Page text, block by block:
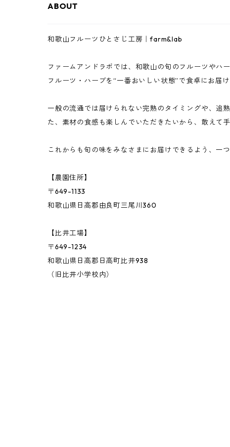
レモン
南高梅
まりひめいちご
バジル
ゼリー・スムージーゼリー
ジュース
調味料（ドレッシング・バジルソース）
3,000円以下
5,000円以下
10,000円以下
ABOUT
和歌山フルーツひとさじ工房｜farm&lab
ファームアンドラボでは、和歌山の旬のフルーツやハ
フルーツ・ハーブを“一番おいしい状態”で食卓にお届け
一般の流通では届けられない完熟のタイミングや、追
た、素材の食感も楽しんでいただきたいから、敢えて
これからも旬の味をみなさまにお届けできるよう、一
【農園住所】
〒649-1133
和歌山県日高郡由良町三尾川360
【比井工場】
〒649-1234
和歌山県日高郡日高町比井938
（旧比井小学校内）